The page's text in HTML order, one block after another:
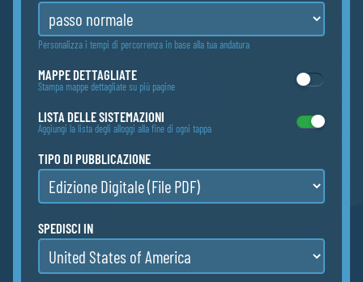
Personalizza i tempi di percorrenza in base alla tua andatura
MAPPE DETTAGLIATE
Stampa mappe dettagliate su più pagine
LISTA DELLE SISTEMAZIONI
Aggiungi la lista degli alloggi alla fine di ogni tappa
TIPO DI PUBBLICAZIONE
SPEDISCI IN